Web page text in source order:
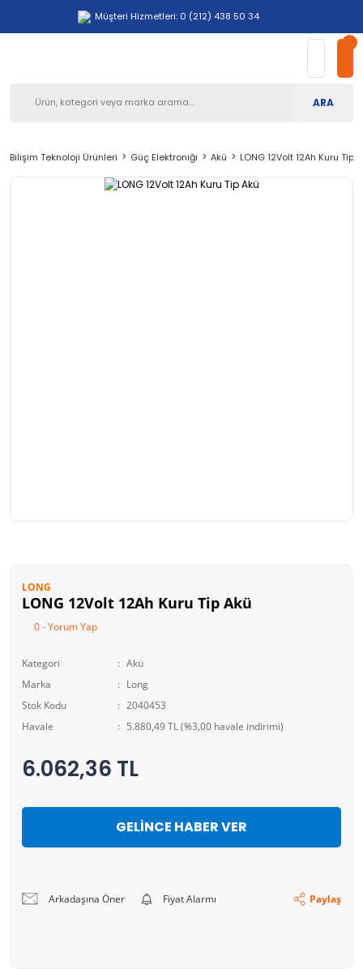
Müşteri Hizmetleri: 0 (212) 438 50 34
ARA
Bilişim Teknoloji Ürünleri Güç Elektroniği Akü LONG 12Volt 12Ah Kuru Tip
LONG
LONG 12Volt 12Ah Kuru Tip Akü
0 - Yorum Yap
Kategori
Akü
Marka
Long
Stok Kodu
2040453
Havale
5.880,49 TL (%3,00 havale indirimi)
6.062,36 TL
GELİNCE HABER VER
Arkadaşına Öner Fiyat Alarmı Paylaş